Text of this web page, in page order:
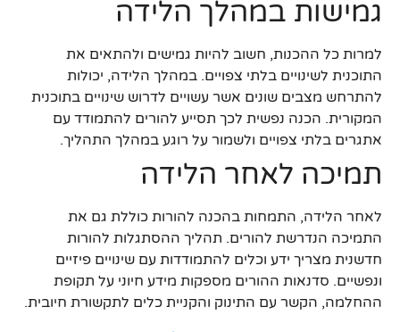
גמישות במהלך הלידה
למרות כל ההכנות, חשוב להיות גמישים ולהתאים את
התוכנית לשינויים בלתי צפויים. במהלך הלידה, יכולות
להתרחש מצבים שונים אשר עשויים לדרוש שינויים בתוכנית
המקורית. הכנה נפשית לכך תסייע להורים להתמודד עם
אתגרים בלתי צפויים ולשמור על רוגע במהלך התהליך.
תמיכה לאחר הלידה
לאחר הלידה, התמחות בהכנה להורות כוללת גם את
התמיכה הנדרשת להורים. תהליך ההסתגלות להורות
חדשנית מצריך ידע וכלים להתמודדות עם שינויים פיזיים
ונפשיים. סדנאות ההורים מספקות מידע חיוני על תקופת
ההחלמה, הקשר עם התינוק והקניית כלים לתקשורת חיובית.